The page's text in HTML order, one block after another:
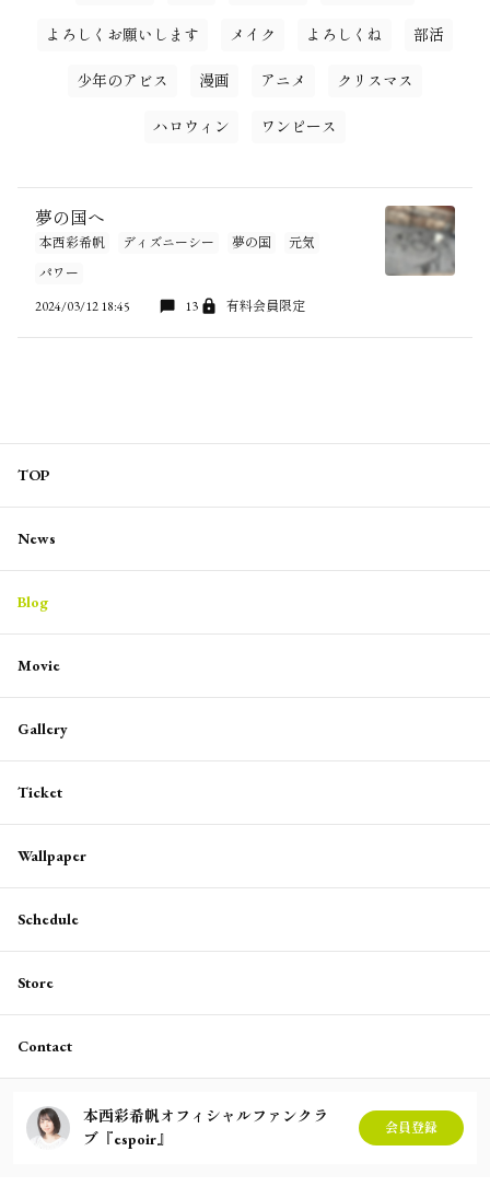
よろしくお願いします メイク よろしくね 部活
少年のアビス 漫画 アニメ クリスマス
ハロウィン ワンピース
夢の国へ
本西彩希帆 ディズニーシー 夢の国
元気
パワー
2024/03/12 18:45
13 有料会員限定
TOP
News
Blog
Movie
Gallery
Ticket
Wallpaper
Schedule
Store
Contact
本西彩希帆オフィシャルファンクラ
ブ『espoir』
会員登録